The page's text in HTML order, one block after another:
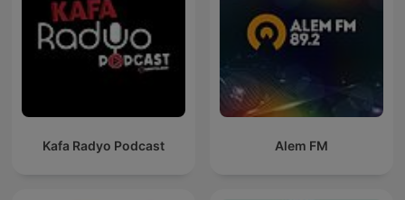
Kafa Radyo Podcast Alem FM